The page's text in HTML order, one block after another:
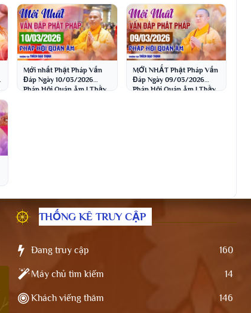
Mới nhất Phật Pháp Vấn
Đáp Ngày 10/03/2026
Pháp Hội Quán Âm | Thầy
MỚI NHẤT Phật Pháp Vấn
Đáp Ngày 09/03/2026
Pháp Hội Quán Âm | Thầy
THỐNG KÊ TRUY CẬP
Đang truy cập 160
Máy chủ tìm kiếm 14
Khách viếng thăm 146